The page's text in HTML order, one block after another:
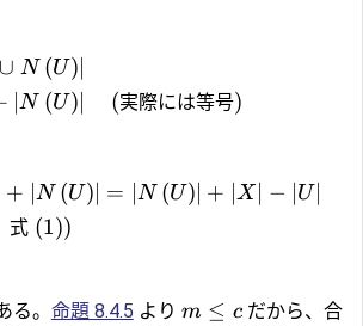
∪ N (U )
∣N (U) (実際には等号)
+ N (U) = N (U) + X − U
式 (1))
る。 命題 8.4.5 より m ≤ cだから、合